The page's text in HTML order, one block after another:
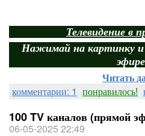
Телевидение в
Нажимай на картинку
Читать
комментарии: 1 понравилось!
100 TV каналов (прямой
06-05-2025 22:49